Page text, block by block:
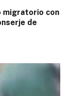
migratorio con
de